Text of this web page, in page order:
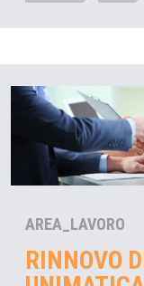
AREA_LAVORO
RINNOVO